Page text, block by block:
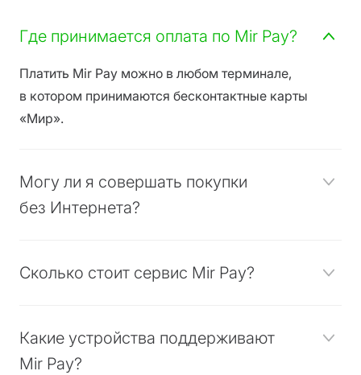
Где принимается оплата по Mir Pay?
Платить Mir Pay можно в любом терминале,
в котором принимаются бесконтактные карты
«Мир».
Могу ли я совершать покупки
без Интернета?
Сколько стоит сервис Mir Pay?
Какие устройства поддерживают
Mir Pay?